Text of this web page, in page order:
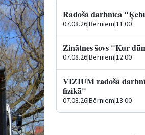
Radošā darbnīca
07.08.26|Bērniem|11:00
Zinātnes šovs "Kur
07.08.26|Bērniem|12:00
VIZIUM radošā
fizikā"
07.08.26|Bērniem|13:00